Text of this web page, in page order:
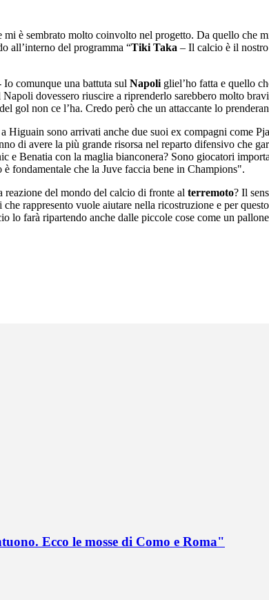
mi è sembrato molto coinvolto nel progetto. Da quello che
all’interno del programma “Tiki Taka – Il calcio è il
comunque una battuta sul Napoli gliel’ho fatta e quello
dovessero riuscire a riprenderlo sarebbero molto
gol non ce l’ha. Credo però che un attaccante lo
Higuain sono arrivati anche due suoi ex compagni come
di avere la più grande risorsa nel reparto difensivo che
Benatia con la maglia bianconera? Sono giocatori
fondamentale che la Juve faccia bene in Champions".
del mondo del calcio di fronte al terremoto? Il
rappresento vuole aiutare nella ricostruzione e per
lo farà ripartendo anche dalle piccole cose come un
Ecco le mosse di Como e Roma"